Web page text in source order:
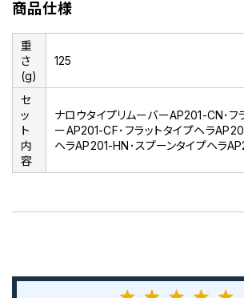
商品仕様
重
さ
(g)
125
セ
ッ
ト
内
容
ナロウタイプリムーバーAP201-CN･フ
ーAP201-CF･フラットタイプヘラ
ヘラAP201-HN･スプーンタイプヘラ